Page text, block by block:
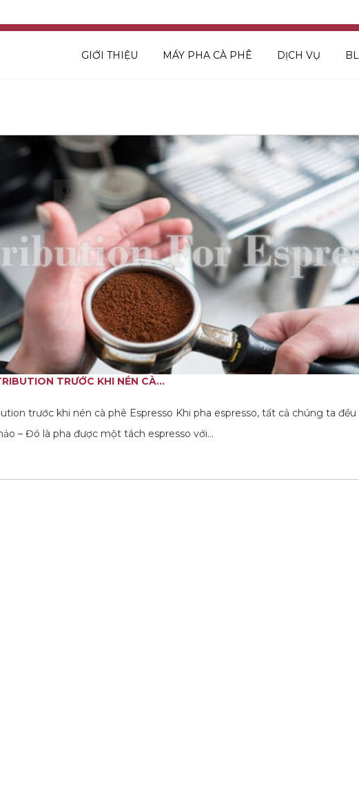
GIỚI THIỆU MÁY PHA CÀ PHÊ DỊCH VỤ
TRƯỚC KHI NÉN CÀ...
trước khi nén cà phê Espresso Khi pha espresso, tất cả chúng ta
– Đó là pha được một tách espresso với…